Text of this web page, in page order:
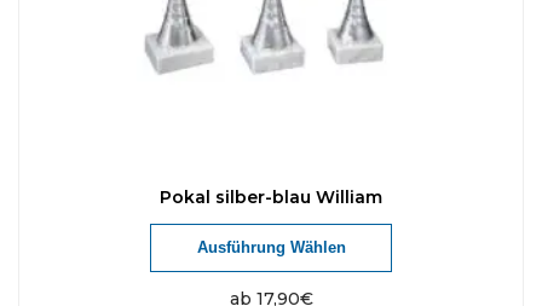
Pokal silber-blau William
ab 17,90€
Ausführung Wählen